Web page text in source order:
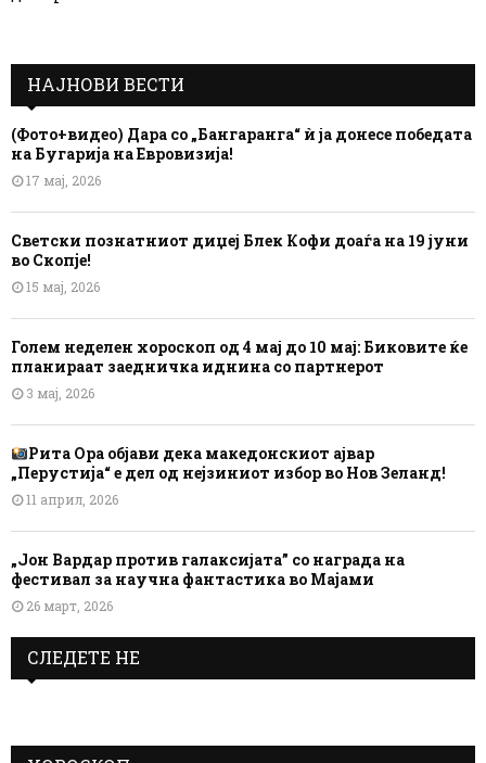
НАЈНОВИ ВЕСТИ
(Фото+видео) Дара со „Бангаранга“ ѝ ја донесе победата
на Бугарија на Евровизија!
17 мај, 2026
Светски познатниот диџеј Блек Кофи доаѓа на 19 јуни
во Скопје!
15 мај, 2026
Голем неделен хороскоп од 4 мај до 10 мај: Биковите ќе
планираат заедничка иднина со партнерот
3 мај, 2026
Рита Ора објави дека македонскиот ајвар
„Перустија“ е дел од нејзиниот избор во Нов Зеланд!
11 април, 2026
„Јон Вардар против галаксијата” со награда на
фестивал за научна фантастика во Мајами
26 март, 2026
СЛЕДЕТЕ НЕ